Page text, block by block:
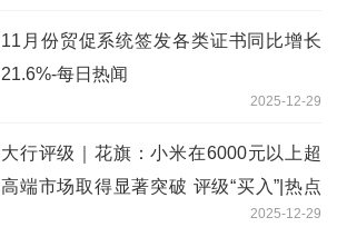
11月份贸促系统签发各类证书同比增长
21.6%-每日热闻
2025-12-29
大行评级｜花旗：小米在6000元以上超
高端市场取得显著突破 评级“买入”|热点
2025-12-29